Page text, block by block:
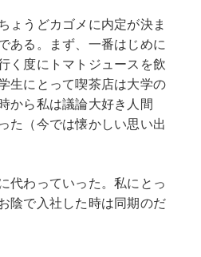
ょうどカゴメに内定が決ま
ある。まず、一番はじめに
く度にトマトジュースを飲
生にとって喫茶店は大学の
から私は議論大好き人間
た（今では懐かしい思い出
代わっていった。私にとっ
陰で入社した時は同期のだ